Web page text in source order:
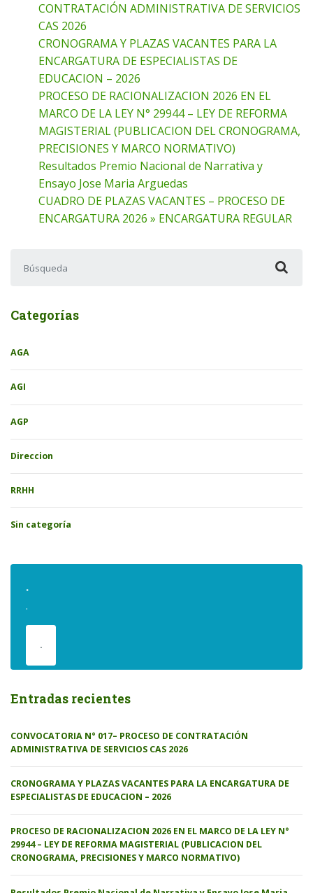
CONTRATACIÓN ADMINISTRATIVA DE SERVICIOS
CAS 2026
CRONOGRAMA Y PLAZAS VACANTES PARA LA
ENCARGATURA DE ESPECIALISTAS DE
EDUCACION – 2026
PROCESO DE RACIONALIZACION 2026 EN EL
MARCO DE LA LEY N° 29944 – LEY DE REFORMA
MAGISTERIAL (PUBLICACION DEL CRONOGRAMA,
PRECISIONES Y MARCO NORMATIVO)
Resultados Premio Nacional de Narrativa y
Ensayo Jose Maria Arguedas
CUADRO DE PLAZAS VACANTES – PROCESO DE
ENCARGATURA 2026 » ENCARGATURA REGULAR
Categorías
AGA
AGI
AGP
Direccion
RRHH
Sin categoría
.
.
.
Entradas recientes
CONVOCATORIA N° 017– PROCESO DE CONTRATACIÓN
ADMINISTRATIVA DE SERVICIOS CAS 2026
CRONOGRAMA Y PLAZAS VACANTES PARA LA ENCARGATURA DE
ESPECIALISTAS DE EDUCACION – 2026
PROCESO DE RACIONALIZACION 2026 EN EL MARCO DE LA LEY N°
29944 – LEY DE REFORMA MAGISTERIAL (PUBLICACION DEL
CRONOGRAMA, PRECISIONES Y MARCO NORMATIVO)